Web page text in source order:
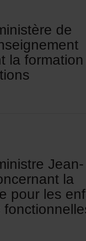
de
la
Jean-
la
pour les